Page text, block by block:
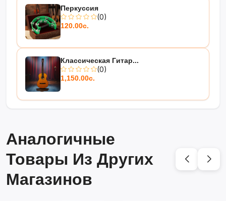
Перкуссия
(0)
120.00с.
Классическая Гитар...
(0)
1,150.00с.
Аналогичные
Товары Из Других
Магазинов